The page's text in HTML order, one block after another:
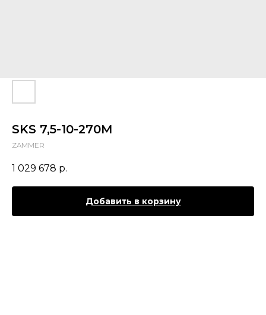
SKS 7,5-10-270M
ZAMMER
1 029 678 р.
Добавить в корзину